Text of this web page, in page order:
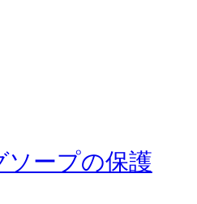
ソープの保護